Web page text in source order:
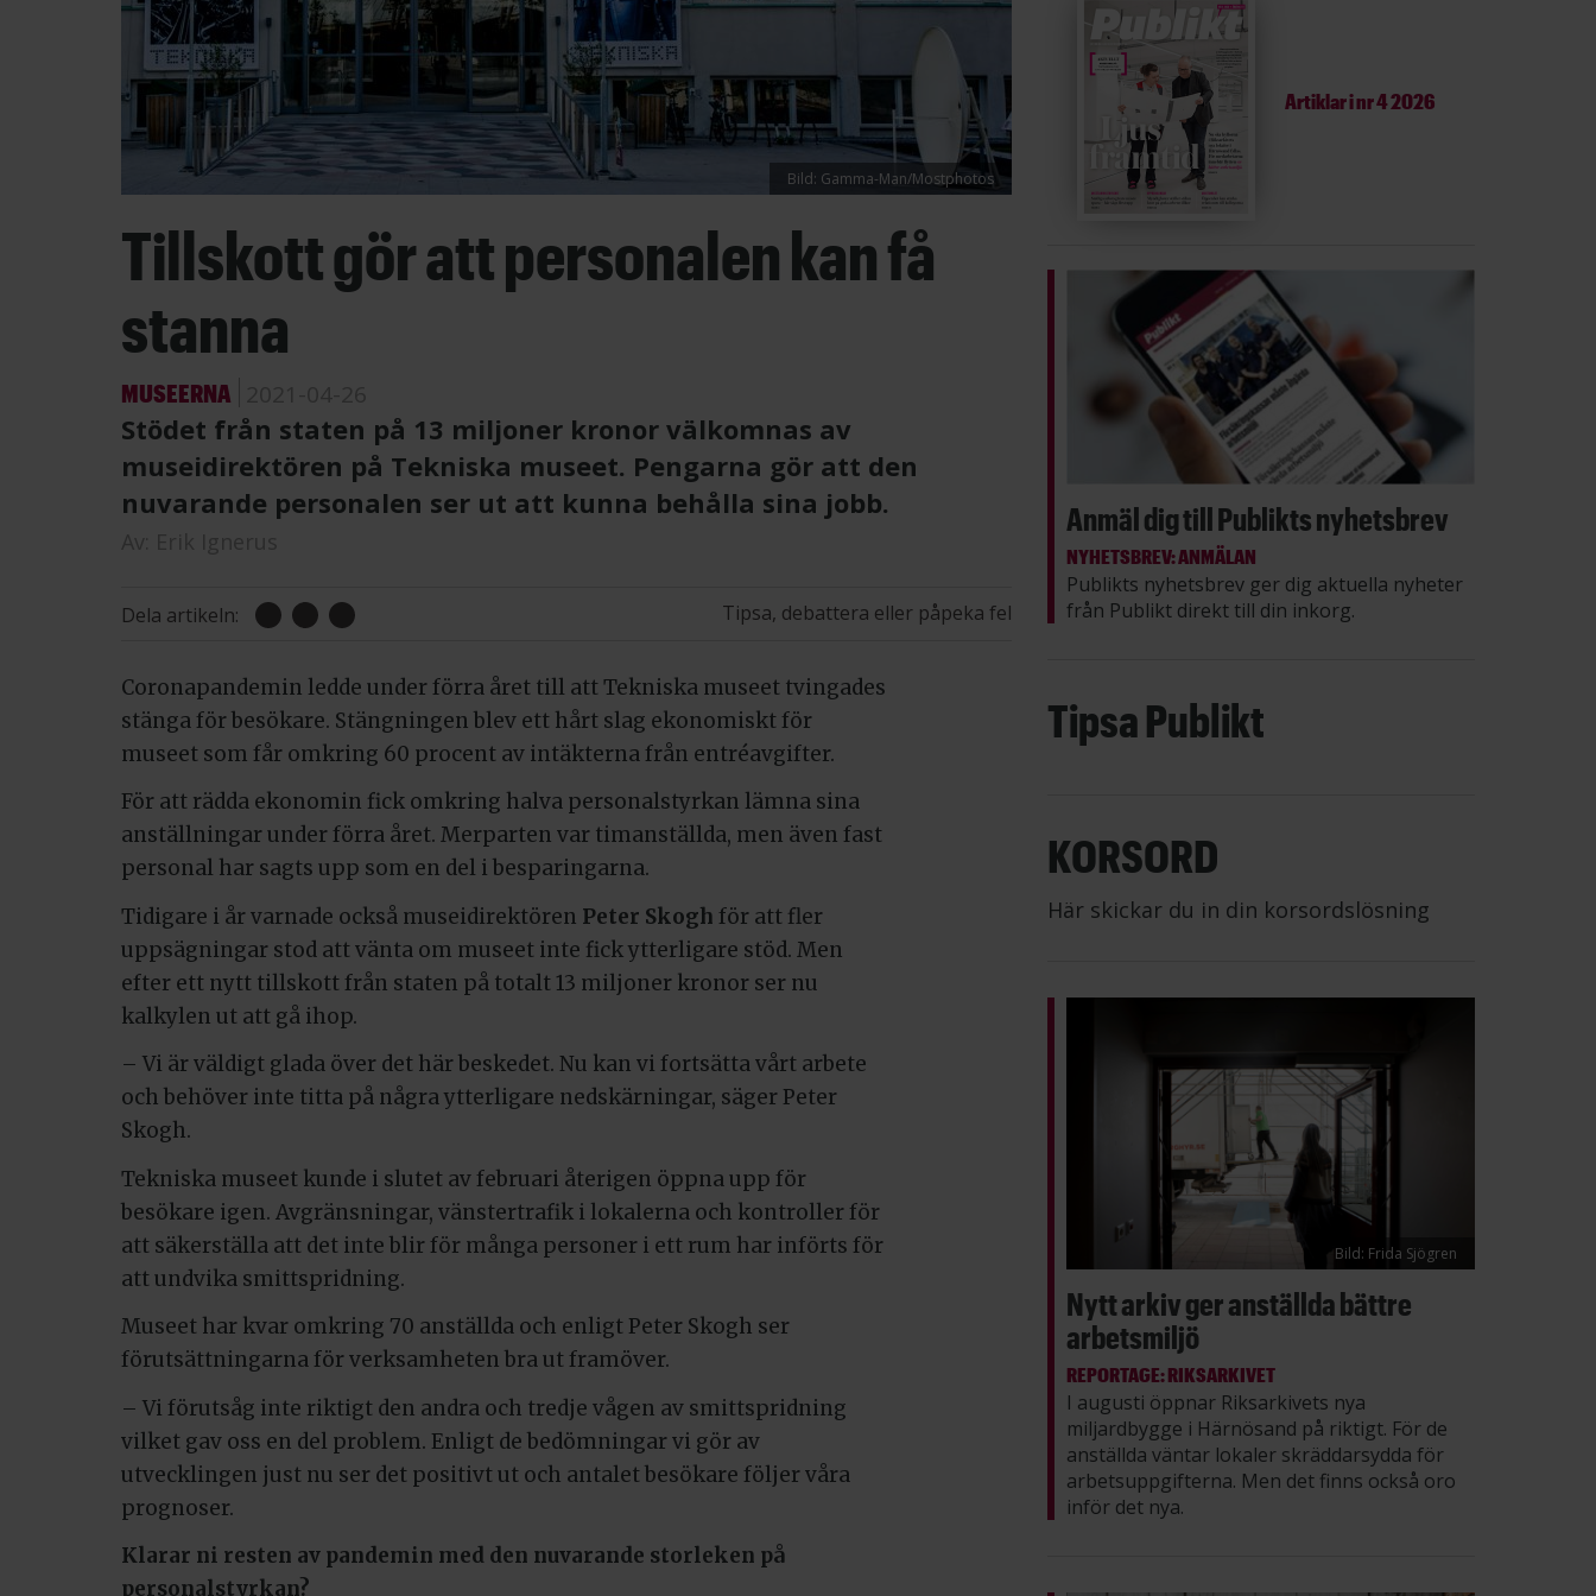
Bild: Gamma-Man/Mostphotos
Tillskott gör att personalen kan få
stanna
MUSEERNA
Stödet från staten på 13 miljoner kronor välkomnas av
museidirektören på Tekniska museet. Pengarna gör att den
nuvarande personalen ser ut att kunna behålla sina jobb.
Dela artikeln: Tipsa, debattera eller påpeka fel
Coronapandemin ledde under förra året till att Tekniska museet tvingades
stänga för besökare. Stängningen blev ett hårt slag ekonomiskt för
museet som får omkring 60 procent av intäkterna från entréavgifter.
För att rädda ekonomin fick omkring halva personalstyrkan lämna sina
anställningar under förra året. Merparten var timanställda, men även fast
personal har sagts upp som en del i besparingarna.
Tidigare i år varnade också museidirektören Peter Skogh för att fler
uppsägningar stod att vänta om museet inte fick ytterligare stöd. Men
efter ett nytt tillskott från staten på totalt 13 miljoner kronor ser nu
kalkylen ut att gå ihop.
– Vi är väldigt glada över det här beskedet. Nu kan vi fortsätta vårt arbete
och behöver inte titta på några ytterligare nedskärningar, säger Peter
Skogh.
Tekniska museet kunde i slutet av februari återigen öppna upp för
besökare igen. Avgränsningar, vänstertrafik i lokalerna och kontroller för
att säkerställa att det inte blir för många personer i ett rum har införts för
att undvika smittspridning.
Museet har kvar omkring 70 anställda och enligt Peter Skogh ser
förutsättningarna för verksamheten bra ut framöver.
– Vi förutsåg inte riktigt den andra och tredje vågen av smittspridning
vilket gav oss en del problem. Enligt de bedömningar vi gör av
utvecklingen just nu ser det positivt ut och antalet besökare följer våra
prognoser.
Klarar ni resten av pandemin med den nuvarande storleken på
personalstyrkan?
Artiklar inr 4 2026
Anmäl dig till Publikts nyhetsbrev
NYHETSBREV: ANMÄLAN
Publikts nyhetsbrev ger dig aktuella nyheter
från Publikt direkt till din inkorg.
Tipsa Publikt
KORSORD
Här skickar du in din korsordslösning
Bild: Frida Sjögren
Nytt arkiv ger anställda bättre
arbetsmiljö
REPORTAGE: RIKSARKIVET
I augusti öppnar Riksarkivets nya
miljardbygge i Härnösand på riktigt. För de
anställda väntar lokaler skräddarsydda för
arbetsuppgifterna. Men det finns också oro
inför det nya.